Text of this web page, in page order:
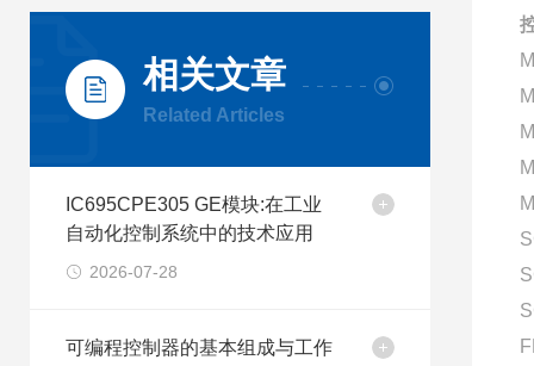
相关文章
Related Articles
IC695CPE305 GE模块:在工业
自动化控制系统中的技术应用
2026-07-28
可编程控制器的基本组成与工作